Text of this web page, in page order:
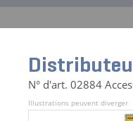
Monte Materiaux | GEDA
N° d'art. 02884
Illustrations peuvent diverger